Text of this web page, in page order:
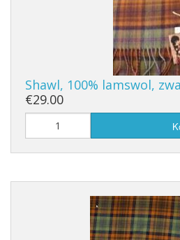
Shawl, 100% lamswol,
€29.00